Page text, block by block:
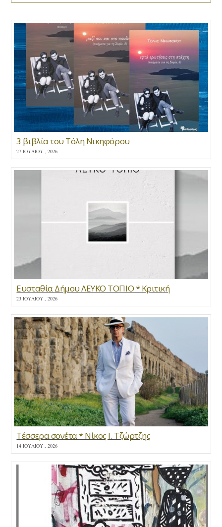
3 βιβλία του Τόλη Νικηφόρου
27 ΙΟΥΛΊΟΥ , 2026
Ευσταθία Δήμου ΛΕΥΚΟ ΤΟΠΙΟ * Κριτική
23 ΙΟΥΛΊΟΥ , 2026
Τέσσερα σονέτα * Νίκος Ι. Τζώρτζης
14 ΙΟΥΛΊΟΥ , 2026